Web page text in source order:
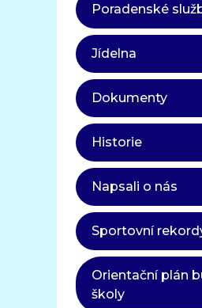
Poradenské
Jídelna
Dokumenty
Historie
Napsali o nás
Sportovní
Orientační plán
školy